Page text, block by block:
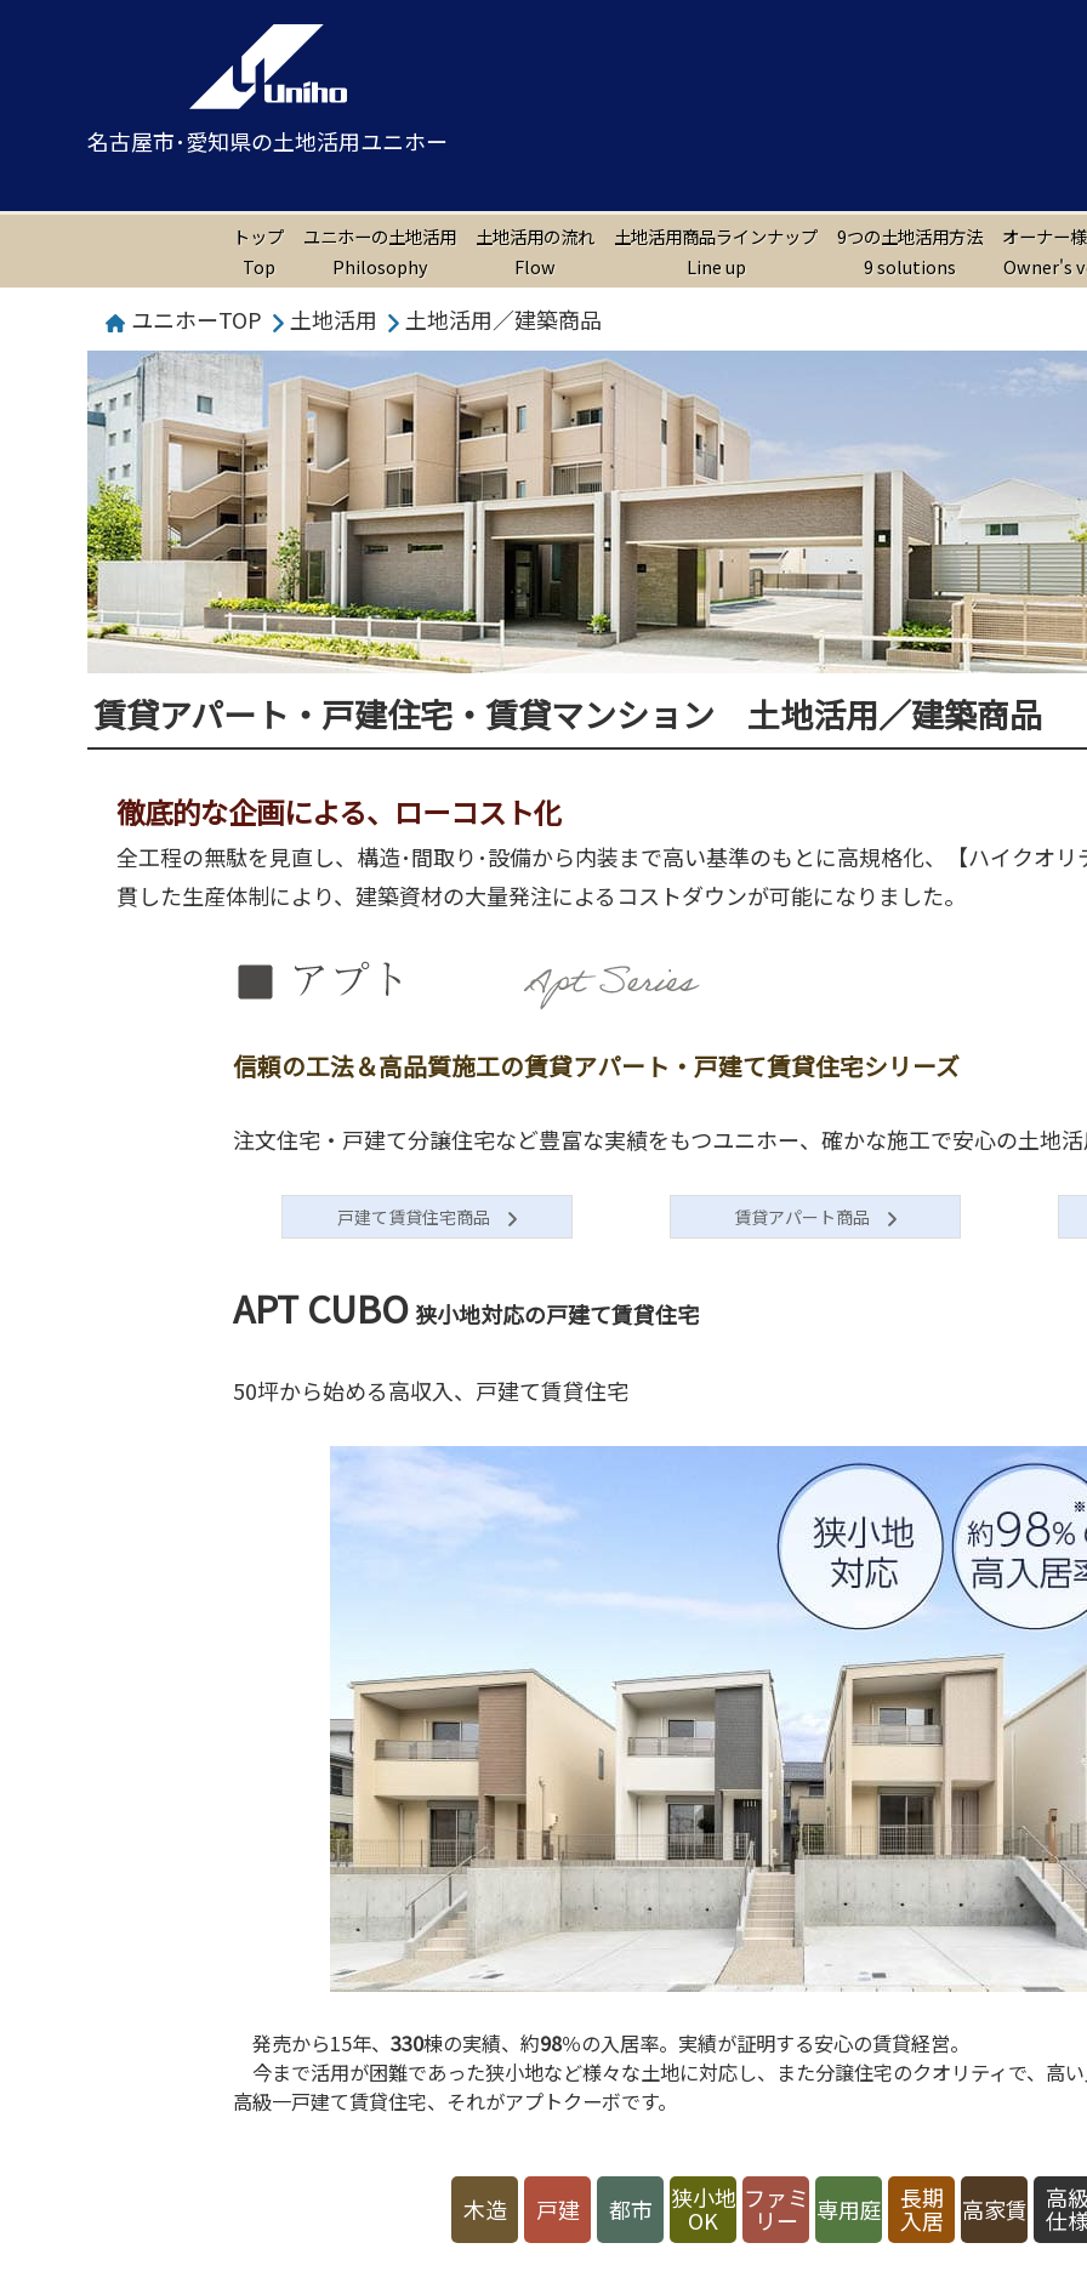
名古屋市･愛知県の土地活用ユニホー
トップ
Top
ユニホーの土地活用
Philosophy
土地活用の流れ
Flow
土地活用商品ラインナップ
Line up
9つの土地活用方法
9 solutions
オーナー
Owner's
ユニホーTOP 土地活用 土地活用／建築商品
賃貸アパート・戸建住宅・賃貸マンション 土地活用／建築商品
徹底的な企画による、ローコスト化
全工程の無駄を見直し、構造･間取り･設備から内装まで高い基準のもとに高規格化、【ハイクオ
貫した生産体制により、建築資材の大量発注によるコストダウンが可能になりました。
信頼の工法＆高品質施工の賃貸アパート・戸建て賃貸住宅シリーズ
注文住宅・戸建て分譲住宅など豊富な実績をもつユニホー、確かな施工で安心の土地活
戸建て賃貸住宅商品 賃貸アパート商品
APT CUBO狭小地対応の戸建て賃貸住宅
50坪から始める高収入、戸建て賃貸住宅
発売から15年、330棟の実績、約98％の入居率。実績が証明する安心の賃貸経営。
今まで活用が困難であった狭小地など様々な土地に対応し、また分譲住宅のクオリティで、高
高級一戸建て賃貸住宅、それがアプトクーボです。
木造 戸建 都市 狭小地
OK
ファミ
リー 専用庭 長期
入居 高家賃 高
仕